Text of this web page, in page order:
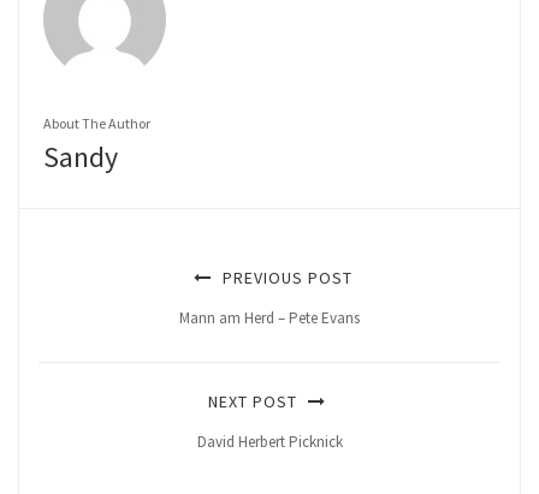
About The Author
Sandy
PREVIOUS POST
Mann am Herd – Pete Evans
NEXT POST
David Herbert Picknick